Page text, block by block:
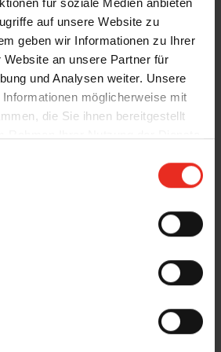
für soziale Medien anbieten
auf unsere Website zu
geben wir Informationen zu Ihrer
Website an unsere Partner für
und Analysen weiter. Unsere
möglicherweise mit
die Sie ihnen bereitgestellt